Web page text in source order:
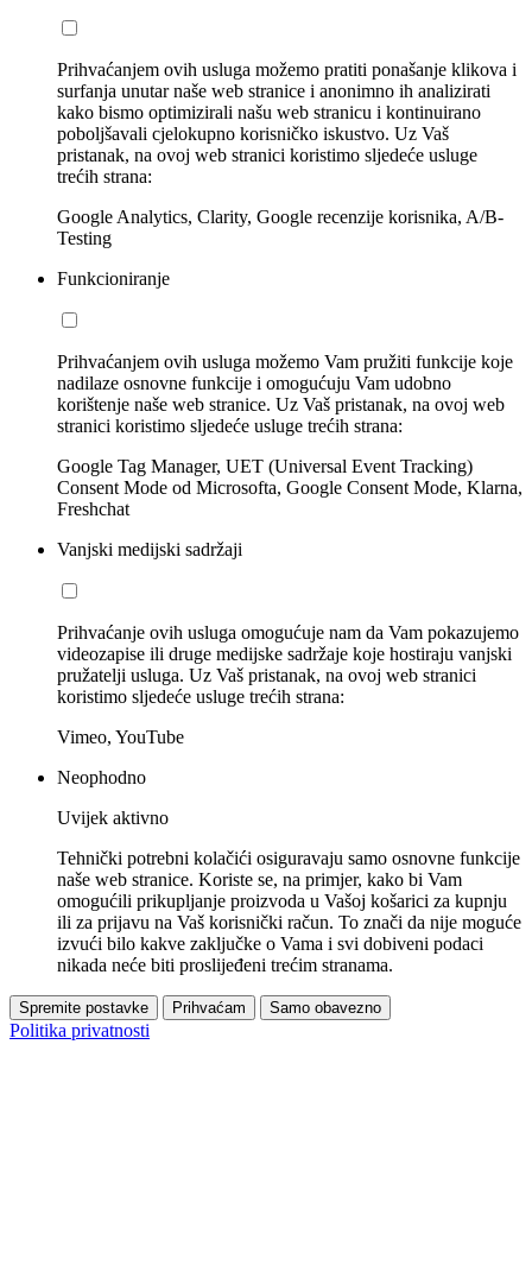
Prihvaćanjem ovih usluga možemo pratiti ponašanje klikova i
surfanja unutar naše web stranice i anonimno ih analizirati
kako bismo optimizirali našu web stranicu i kontinuirano
poboljšavali cjelokupno korisničko iskustvo. Uz Vaš
pristanak, na ovoj web stranici koristimo sljedeće usluge
trećih strana:
Google Analytics, Clarity, Google recenzije korisnika, A/B-
Testing
Funkcioniranje
Prihvaćanjem ovih usluga možemo Vam pružiti funkcije koje
nadilaze osnovne funkcije i omogućuju Vam udobno
korištenje naše web stranice. Uz Vaš pristanak, na ovoj web
stranici koristimo sljedeće usluge trećih strana:
Google Tag Manager, UET (Universal Event Tracking)
Consent Mode od Microsofta, Google Consent Mode, Klarna,
Freshchat
Vanjski medijski sadržaji
Prihvaćanje ovih usluga omogućuje nam da Vam pokazujemo
videozapise ili druge medijske sadržaje koje hostiraju vanjski
pružatelji usluga. Uz Vaš pristanak, na ovoj web stranici
koristimo sljedeće usluge trećih strana:
Vimeo, YouTube
Neophodno
Uvijek aktivno
Tehnički potrebni kolačići osiguravaju samo osnovne funkcije
naše web stranice. Koriste se, na primjer, kako bi Vam
omogućili prikupljanje proizvoda u Vašoj košarici za kupnju
ili za prijavu na Vaš korisnički račun. To znači da nije moguće
izvući bilo kakve zaključke o Vama i svi dobiveni podaci
nikada neće biti proslijeđeni trećim stranama.
Spremite postavke Prihvaćam Samo obavezno
Politika privatnosti